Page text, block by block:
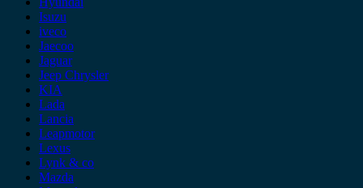
Isuzu
iveco
Jaecoo
Jaguar
Jeep Chrysler
KIA
Lada
Lancia
Leapmotor
Lexus
Lynk & co
Mazda